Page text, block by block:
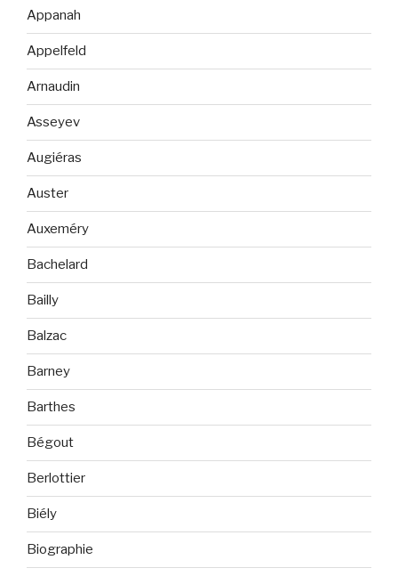
Appanah
Appelfeld
Arnaudin
Asseyev
Augiéras
Auster
Auxeméry
Bachelard
Bailly
Balzac
Barney
Barthes
Bégout
Berlottier
Biély
Biographie